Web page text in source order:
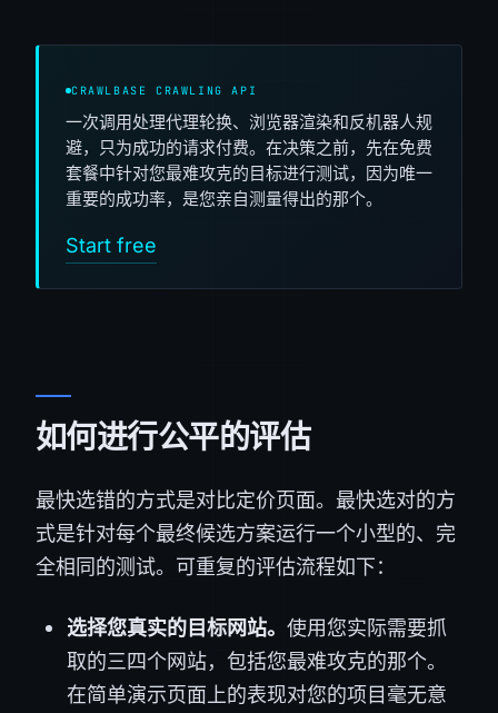
CRAWLBASE CRAWLING API
一次调用处理代理轮换、浏览器渲染和反机器人规
避，只为成功的请求付费。在决策之前，先在免费
套餐中针对您最难攻克的目标进行测试，因为唯一
重要的成功率，是您亲自测量得出的那个。
Start free
如何进行公平的评估
最快选错的方式是对比定价页面。最快选对的方
式是针对每个最终候选方案运行一个小型的、完
全相同的测试。可重复的评估流程如下：
选择您真实的目标网站。 使用您实际需要抓
取的三四个网站，包括您最难攻克的那个。
在简单演示页面上的表现对您的项目毫无意